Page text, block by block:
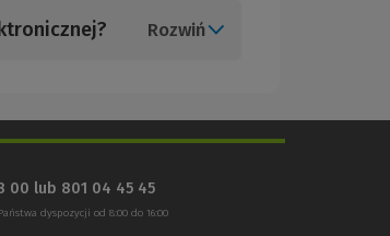
Rozwiń
00 lub 801 04 45 45
dyspozycji od 8:00 do 16:00